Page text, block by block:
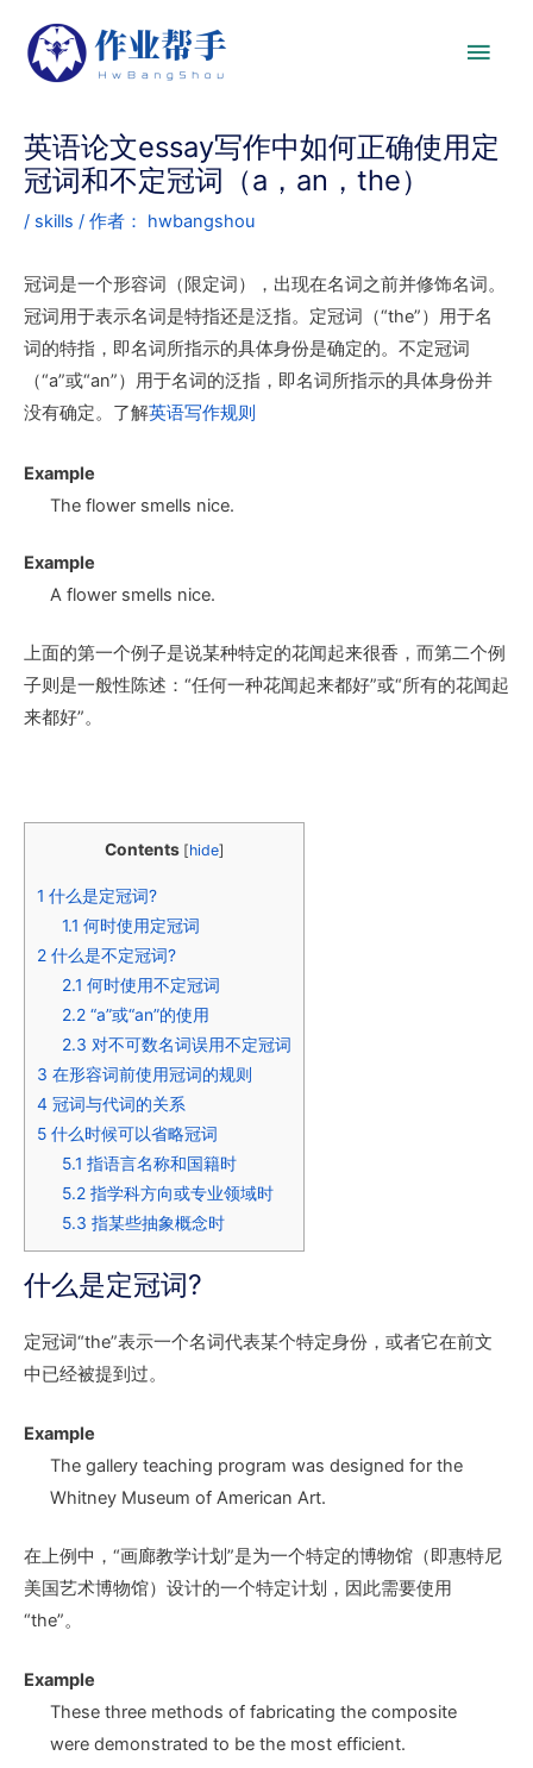
英语论文essay写作中如何正确使用定
冠词和不定冠词（a，an，the）
/ skills / 作者： hwbangshou
冠词是一个形容词（限定词），出现在名词之前并修饰名词。
冠词用于表示名词是特指还是泛指。定冠词（“the”）用于名
词的特指，即名词所指示的具体身份是确定的。不定冠词
（“a”或“an”）用于名词的泛指，即名词所指示的具体身份并
没有确定。了解英语写作规则
Example
Theflower smells nice.
Example
Aflower smells nice.
上面的第一个例子是说某种特定的花闻起来很香，而第二个例
子则是一般性陈述：“任何一种花闻起来都好”或“所有的花闻起
来都好”。
Contents [hide]
1 什么是定冠词?
1.1 何时使用定冠词
2 什么是不定冠词?
2.1 何时使用不定冠词
2.2“a”或“an”的使用
2.3 对不可数名词误用不定冠词
3 在形容词前使用冠词的规则
4 冠词与代词的关系
5 什么时候可以省略冠词
5.1 指语言名称和国籍时
5.2指学科方向或专业领域时
5.3 指某些抽象概念时
什么是定冠词?
定冠词“the”表示一个名词代表某个特定身份，或者它在前文
中已经被提到过。
Example
The gallery teaching program was designed for the
Whitney Museum of American Art.
在上例中，“画廊教学计划”是为一个特定的博物馆（即惠特尼
美国艺术博物馆）设计的一个特定计划，因此需要使用
“the”。
Example
These three methods of fabricating the composite
were demonstrated to be the most efficient.